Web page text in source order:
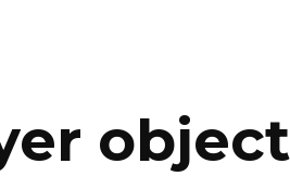
object